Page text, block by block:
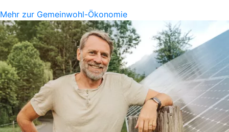
Mehr zur Gemeinwohl-Ökonomie